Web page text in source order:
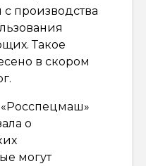
с производства
Такое
в скором
о
могут